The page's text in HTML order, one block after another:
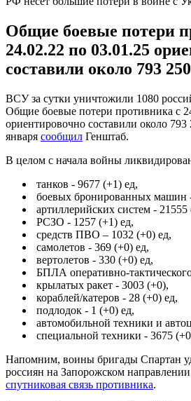
Общие боевые потери
24.02.22 по 03.01.25
составили около 793
ВСУ за сутки уничтожили 1080
Общие боевые потери противника с
ориентировочно составили около
января сообщил Генштаб.
В целом с начала войны
танков - 9677 (+1) ед,
боевых бронированных машин
артиллерийских систем - 21555
РСЗО - 1257 (+1) ед,
средств ПВО – 1032 (+0) ед,
самолетов - 369 (+0) ед,
вертолетов - 330 (+0) ед,
БПЛА оперативно-
крылатых ракет - 3003 (+0),
кораблей/катеров - 28 (+0) ед,
подлодок - 1 (+0) ед,
автомобильной техники и
специальной техники - 3675
Напомним, воины бригады Спартан
россиян на Запорожском
спутниковая связь противника.